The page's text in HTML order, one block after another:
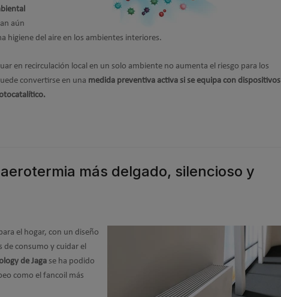
aún
higiene del aire en los ambientes interiores.
en recirculación local en un solo ambiente no aumenta el riesgo para los
convertirse en una medida preventiva activa si se equipa con dispositivos
más delgado, silencioso y
el hogar, con un diseño
de consumo y cuidar el
de Jagase ha podido
como el fancoil más